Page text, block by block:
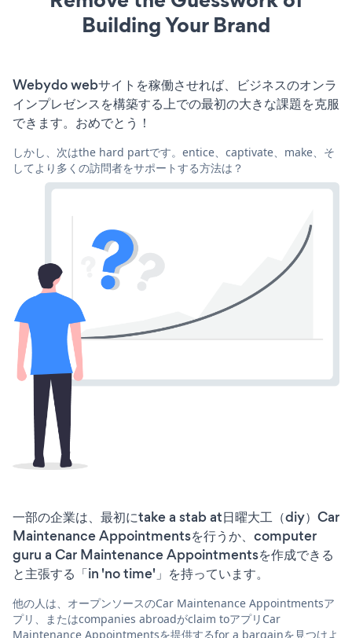
Building Your Brand
Webydo webサイトを稼働させれば、ビジネスのオンラ
インプレゼンスを構築する上での最初の大きな課題を克服
できます。おめでとう！
しかし、次はthe hard partです。entice、captivate、make、そ
してより多くの訪問者をサポートする方法は？
一部の企業は、最初にtake a stab at日曜大工（diy）Car
Maintenance Appointmentsを行うか、computer
guru a Car Maintenance Appointmentsを作成できる
と主張する「in 'no time'」を持っています。
他の人は、オープンソースのCar Maintenance Appointmentsア
プリ、またはcompanies abroadがclaim toアプリCar
Maintenance Appointmentsを提供するfor a bargainを見つけよ